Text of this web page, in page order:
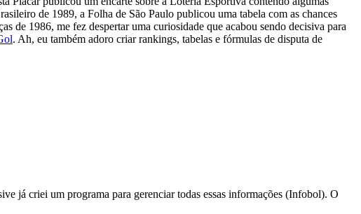
de 1989, a Folha de São Paulo publicou uma tabela com as chances
de 1986, me fez despertar uma curiosidade que acabou sendo decisiva para
. Ah, eu também adoro criar rankings, tabelas e fórmulas de disputa de
já criei um programa para gerenciar todas essas informações (Infobol). O